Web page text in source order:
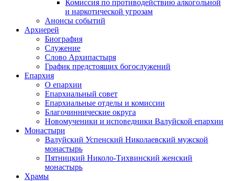
Комиссия по противодействию алкогольной
и наркотической угрозам
Анонсы событий
Архиерей
Биография
Служение
Слово Архипастыря
График предстоящих богослужений
Епархия
О епархии
Епархиальный совет
Епархиальные отделы и комиссии
Благочиннические округа
Новомученики и исповедники Валуйской епархии
Монастыри
Валуйский Успенский Николаевский мужской
монастырь
Пятницкий Николо-Тихвинский женский
монастырь
Храмы